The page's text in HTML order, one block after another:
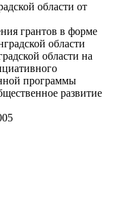
области от
грантов в форме
области
области на
программы
развитие